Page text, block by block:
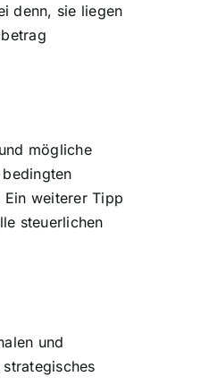
denn, sie liegen
mögliche
weiterer Tipp
steuerlichen
und